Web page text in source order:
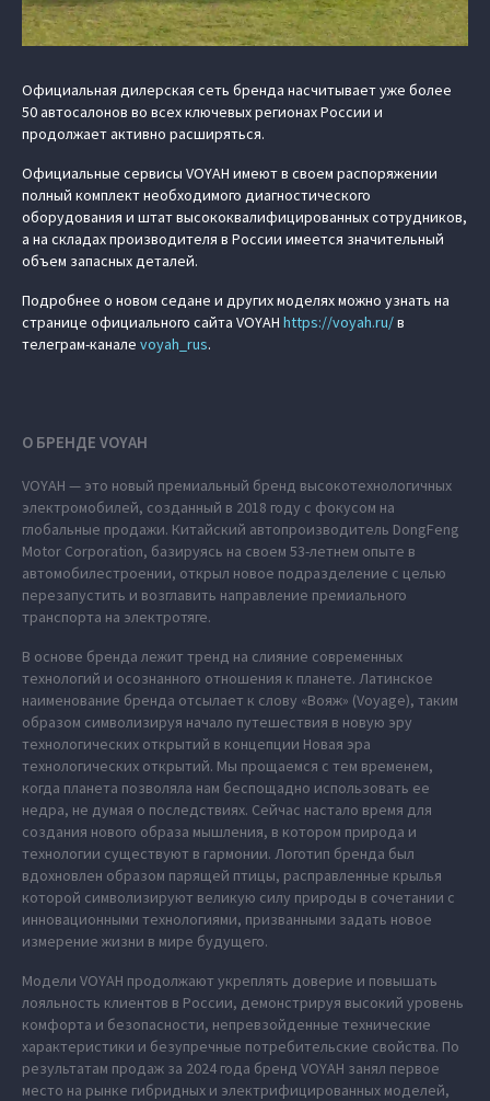
Официальная дилерская сеть бренда насчитывает уже более
50 автосалонов во всех ключевых регионах России и
продолжает активно расширяться.
Официальные сервисы VOYAH имеют в своем распоряжении
полный комплект необходимого диагностического
оборудования и штат высококвалифицированных сотрудников,
а на складах производителя в России имеется значительный
объем запасных деталей.
Подробнее о новом седане и других моделях можно узнать на
странице официального сайта VOYAH https://voyah.ru/в
телеграм-канале voyah_rus.
О БРЕНДЕ VOYAH
VOYAH — это новый премиальный бренд высокотехнологичных
электромобилей, созданный в 2018 году с фокусом на
глобальные продажи. Китайский автопроизводитель DongFeng
Motor Corporation, базируясь на своем 53-летнем опыте в
автомобилестроении, открыл новое подразделение с целью
перезапустить и возглавить направление премиального
транспорта на электротяге.
В основе бренда лежит тренд на слияние современных
технологий и осознанного отношения к планете. Латинское
наименование бренда отсылает к слову «Вояж» (Voyage), таким
образом символизируя начало путешествия в новую эру
технологических открытий в концепции Новая эра
технологических открытий. Мы прощаемся с тем временем,
когда планета позволяла нам беспощадно использовать ее
недра, не думая о последствиях. Сейчас настало время для
создания нового образа мышления, в котором природа и
технологии существуют в гармонии. Логотип бренда был
вдохновлен образом парящей птицы, расправленные крылья
которой символизируют великую силу природы в сочетании с
инновационными технологиями, призванными задать новое
измерение жизни в мире будущего.
Модели VOYAH продолжают укреплять доверие и повышать
лояльность клиентов в России, демонстрируя высокий уровень
комфорта и безопасности, непревзойденные технические
характеристики и безупречные потребительские свойства. По
результатам продаж за 2024 года бренд VOYAH занял первое
место на рынке гибридных и электрифицированных моделей,